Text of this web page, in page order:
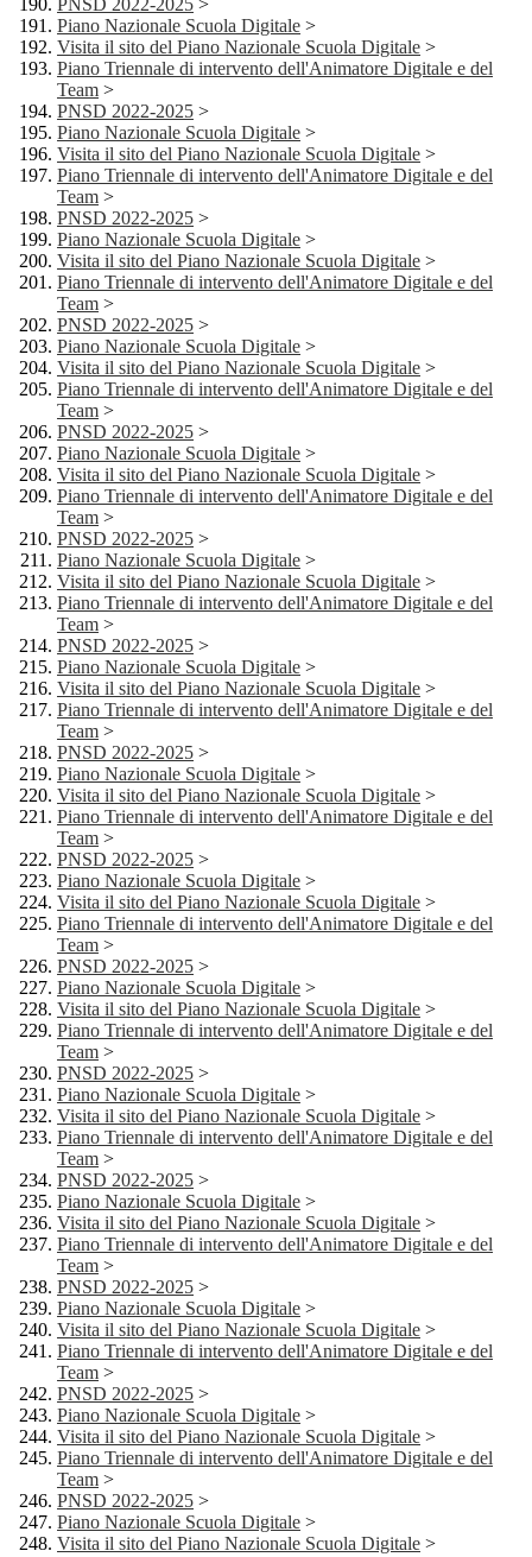
PNSD 2022-2025 >
Piano Nazionale Scuola Digitale >
Visita il sito del Piano Nazionale Scuola Digitale >
Piano Triennale di intervento dell'Animatore Digitale e del
Team >
PNSD 2022-2025 >
Piano Nazionale Scuola Digitale >
Visita il sito del Piano Nazionale Scuola Digitale >
Piano Triennale di intervento dell'Animatore Digitale e del
Team >
PNSD 2022-2025 >
Piano Nazionale Scuola Digitale >
Visita il sito del Piano Nazionale Scuola Digitale >
Piano Triennale di intervento dell'Animatore Digitale e del
Team >
PNSD 2022-2025 >
Piano Nazionale Scuola Digitale >
Visita il sito del Piano Nazionale Scuola Digitale >
Piano Triennale di intervento dell'Animatore Digitale e del
Team >
PNSD 2022-2025 >
Piano Nazionale Scuola Digitale >
Visita il sito del Piano Nazionale Scuola Digitale >
Piano Triennale di intervento dell'Animatore Digitale e del
Team >
PNSD 2022-2025 >
Piano Nazionale Scuola Digitale >
Visita il sito del Piano Nazionale Scuola Digitale >
Piano Triennale di intervento dell'Animatore Digitale e del
Team >
PNSD 2022-2025 >
Piano Nazionale Scuola Digitale >
Visita il sito del Piano Nazionale Scuola Digitale >
Piano Triennale di intervento dell'Animatore Digitale e del
Team >
PNSD 2022-2025 >
Piano Nazionale Scuola Digitale >
Visita il sito del Piano Nazionale Scuola Digitale >
Piano Triennale di intervento dell'Animatore Digitale e del
Team >
PNSD 2022-2025 >
Piano Nazionale Scuola Digitale >
Visita il sito del Piano Nazionale Scuola Digitale >
Piano Triennale di intervento dell'Animatore Digitale e del
Team >
PNSD 2022-2025 >
Piano Nazionale Scuola Digitale >
Visita il sito del Piano Nazionale Scuola Digitale >
Piano Triennale di intervento dell'Animatore Digitale e del
Team >
PNSD 2022-2025 >
Piano Nazionale Scuola Digitale >
Visita il sito del Piano Nazionale Scuola Digitale >
Piano Triennale di intervento dell'Animatore Digitale e del
Team >
PNSD 2022-2025 >
Piano Nazionale Scuola Digitale >
Visita il sito del Piano Nazionale Scuola Digitale >
Piano Triennale di intervento dell'Animatore Digitale e del
Team >
PNSD 2022-2025 >
Piano Nazionale Scuola Digitale >
Visita il sito del Piano Nazionale Scuola Digitale >
Piano Triennale di intervento dell'Animatore Digitale e del
Team >
PNSD 2022-2025 >
Piano Nazionale Scuola Digitale >
Visita il sito del Piano Nazionale Scuola Digitale >
Piano Triennale di intervento dell'Animatore Digitale e del
Team >
PNSD 2022-2025 >
Piano Nazionale Scuola Digitale >
Visita il sito del Piano Nazionale Scuola Digitale >